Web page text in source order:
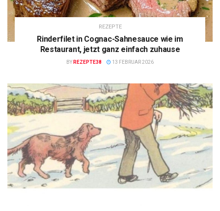
REZEPTE
Rinderfilet in Cognac-Sahnesauce wie im
Restaurant, jetzt ganz einfach zuhause
BY REZEPTE38 13 FEBRUAR 2026